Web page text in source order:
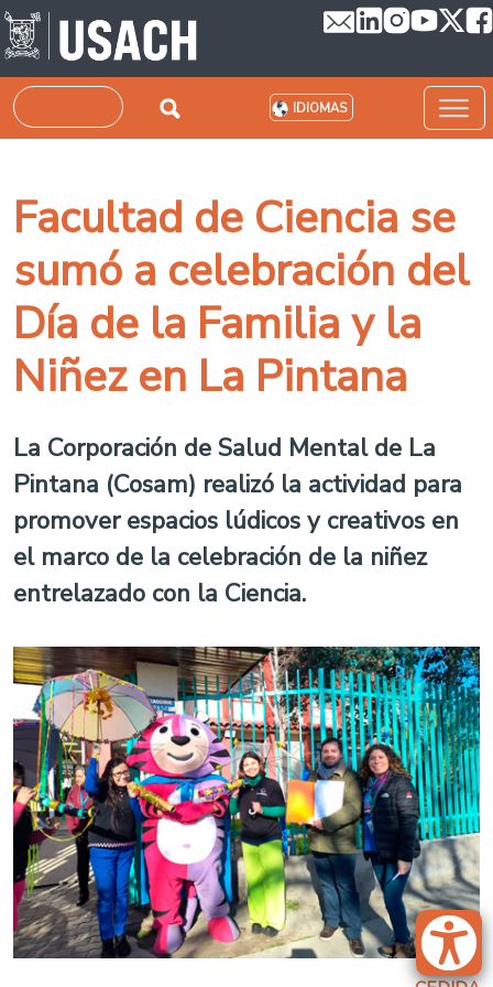
Pasar al contenido principal
Buscar IDIOMAS
Facultad de Ciencia se
sumó a celebración del
Día de la Familia y la
Niñez en La Pintana
La Corporación de Salud Mental de La
Pintana (Cosam) realizó la actividad para
promover espacios lúdicos y creativos en
el marco de la celebración de la niñez
entrelazado con la Ciencia.